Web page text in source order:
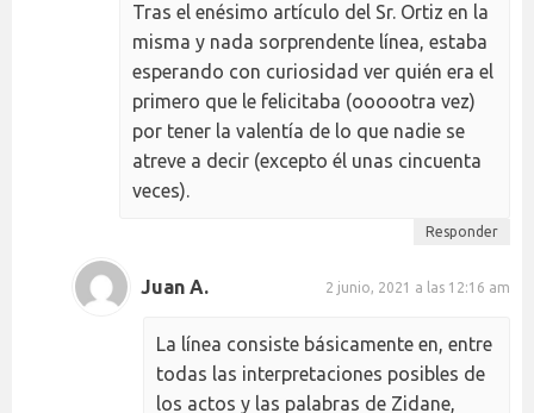
Tras el enésimo artículo del Sr. Ortiz en la
misma y nada sorprendente línea, estaba
esperando con curiosidad ver quién era el
primero que le felicitaba (oooootra vez)
por tener la valentía de lo que nadie se
atreve a decir (excepto él unas cincuenta
veces).
Responder
Juan A. 2 junio, 2021 a las 12:16 am
La línea consiste básicamente en, entre
todas las interpretaciones posibles de
los actos y las palabras de Zidane,